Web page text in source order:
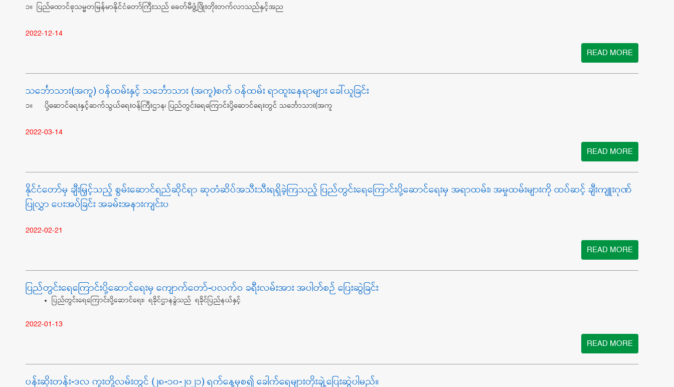
၁။ ပြည်ထောင်စုသမ္မတမြန်မာနိုင်ငံတော်ကြီးသည် ခေတ်မီဖွံ့ဖြိုးတိုးတက်လာသည်နှင့်အည
2022-12-14
READ MORE
​​​​​​​သင်္ဘောသား(အကူ) ဝန်ထမ်းနှင့် သင်္ဘောသား (အကူ)စက် ဝန်ထမ်း ရာထူးနေရာများ ခေါ်ယူခြင်း
၁။ ပို့ဆောင်ရေးနှင့်ဆက်သွယ်ရေးဝန်ကြီးဌာန၊ ပြည်တွင်းရေကြောင်းပို့ဆောင်ရေးတွင် သင်္ဘောသား(အကူ
2022-03-14
READ MORE
နိုင်ငံတော်မှ ချီးမြှင့်သည့် စွမ်းဆောင်ရည်ဆိုင်ရာ ဆုတံဆိပ်အသီးသီးရရှိခဲ့ကြသည့် ပြည်တွင်းရေကြောင်းပို့ဆောင်ရေးမှ အရာထမ်း၊ အမှုထမ်းများကို ထပ်ဆင့် ချီးကျူးဂုဏ်
ပြုလွှာ ပေးအပ်ခြင်း အခမ်းအနားကျင်းပ
2022-02-21
READ MORE
ပြည်တွင်းရေကြောင်းပို့ဆောင်ရေးမှ ကျောက်တော်-ပလက်ဝ ခရီးလမ်းအား အပါတ်စဉ် ပြေးဆွဲခြင်း
ပြည်တွင်းရေကြောင်းပို့ဆောင်ရေး၊ ရခိုင်ဌာနခွဲသည် ရခိုင်ပြည်နယ်နှင့်
2022-01-13
READ MORE
ပန်းဆိုးတန်း-ဒလ ကူးတို့လမ်းတွင် (၂၈-၁၀-၂၀၂၁) ရက်နေ့မှစ၍ ခေါက်ရေများတိုးချဲ့ပြေးဆွဲပါမည်။